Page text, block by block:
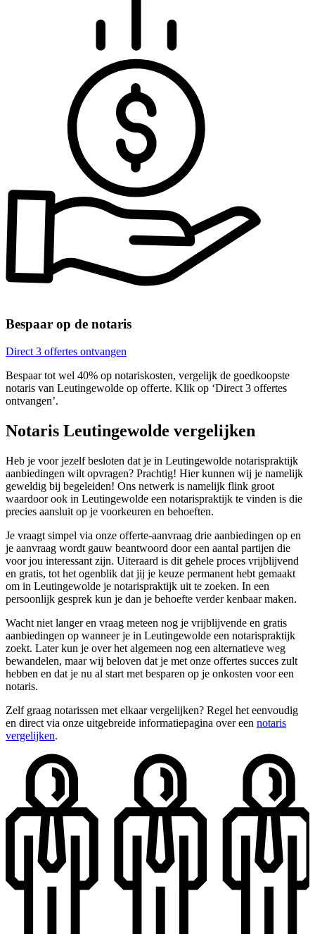
Bespaar op de notaris
Direct 3 offertes ontvangen
Bespaar tot wel 40% op notariskosten, vergelijk de goedkoopste
notaris van Leutingewolde op offerte. Klik op ‘Direct 3 offertes
ontvangen’.
Notaris Leutingewolde vergelijken
Heb je voor jezelf besloten dat je in Leutingewolde notarispraktijk
aanbiedingen wilt opvragen? Prachtig! Hier kunnen wij je namelijk
geweldig bij begeleiden! Ons netwerk is namelijk flink groot
waardoor ook in Leutingewolde een notarispraktijk te vinden is die
precies aansluit op je voorkeuren en behoeften.
Je vraagt simpel via onze offerte-aanvraag drie aanbiedingen op en
je aanvraag wordt gauw beantwoord door een aantal partijen die
voor jou interessant zijn. Uiteraard is dit gehele proces vrijblijvend
en gratis, tot het ogenblik dat jij je keuze permanent hebt gemaakt
om in Leutingewolde je notarispraktijk uit te zoeken. In een
persoonlijk gesprek kun je dan je behoefte verder kenbaar maken.
Wacht niet langer en vraag meteen nog je vrijblijvende en gratis
aanbiedingen op wanneer je in Leutingewolde een notarispraktijk
zoekt. Later kun je over het algemeen nog een alternatieve weg
bewandelen, maar wij beloven dat je met onze offertes succes zult
hebben en dat je nu al start met besparen op je onkosten voor een
notaris.
Zelf graag notarissen met elkaar vergelijken? Regel het eenvoudig
en direct via onze uitgebreide informatiepagina over een notaris
vergelijken.